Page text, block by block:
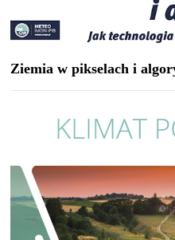
Ziemia w pikselach i